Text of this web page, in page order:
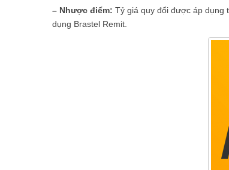
– Nhược điểm: Tỷ giá quy đổi được áp dụng
dụng Brastel Remit.